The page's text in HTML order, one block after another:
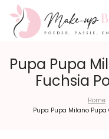
Pupa Pupa
Fuchsia
Home
Pupa Pupa Milano Pupa